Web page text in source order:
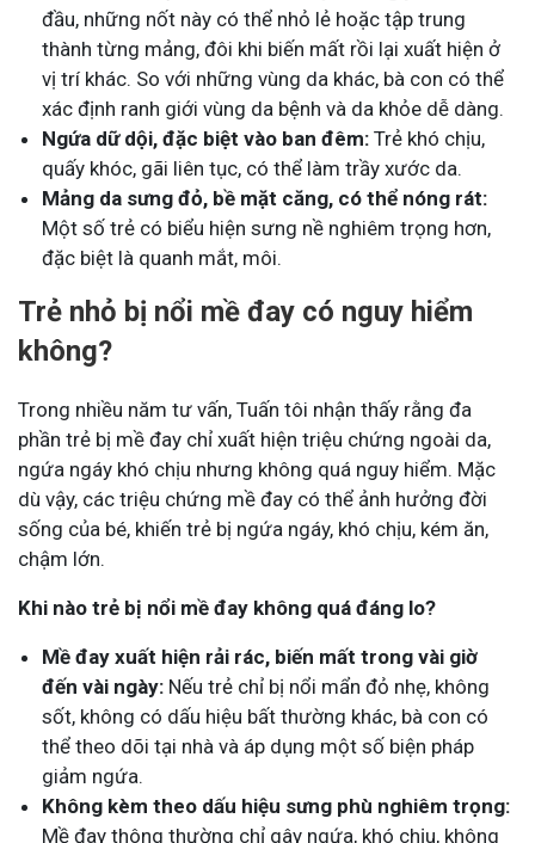
đầu, những nốt này có thể nhỏ lẻ hoặc tập trung
thành từng mảng, đôi khi biến mất rồi lại xuất hiện ở
vị trí khác. So với những vùng da khác, bà con có thể
xác định ranh giới vùng da bệnh và da khỏe dễ dàng.
Ngứa dữ dội, đặc biệt vào ban đêm: Trẻ khó chịu,
quấy khóc, gãi liên tục, có thể làm trầy xước da.
Mảng da sưng đỏ, bề mặt căng, có thể nóng rát:
Một số trẻ có biểu hiện sưng nề nghiêm trọng hơn,
đặc biệt là quanh mắt, môi.
Trẻ nhỏ bị nổi mề đay có nguy hiểm
không?
Trong nhiều năm tư vấn, Tuấn tôi nhận thấy rằng đa
phần trẻ bị mề đay chỉ xuất hiện triệu chứng ngoài da,
ngứa ngáy khó chịu nhưng không quá nguy hiểm. Mặc
dù vậy, các triệu chứng mề đay có thể ảnh hưởng đời
sống của bé, khiến trẻ bị ngứa ngáy, khó chịu, kém ăn,
chậm lớn.
Khi nào trẻ bị nổi mề đay không quá đáng lo?
Mề đay xuất hiện rải rác, biến mất trong vài giờ
đến vài ngày: Nếu trẻ chỉ bị nổi mẩn đỏ nhẹ, không
sốt, không có dấu hiệu bất thường khác, bà con có
thể theo dõi tại nhà và áp dụng một số biện pháp
giảm ngứa.
Không kèm theo dấu hiệu sưng phù nghiêm trọng:
Mề đay thông thường chỉ gây ngứa, khó chịu, không